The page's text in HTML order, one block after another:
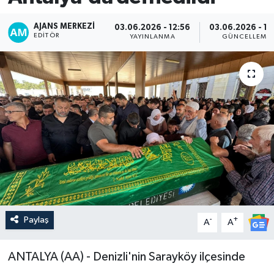
AJANS MERKEZI
EDITÖR
03.06.2026 - 12:56
YAYINLANMA
03.06.2026 -
GÜNCELLEME
Paylaş A- A+
ANTALYA (AA) - Denizli'nin Sarayköy ilçesinde